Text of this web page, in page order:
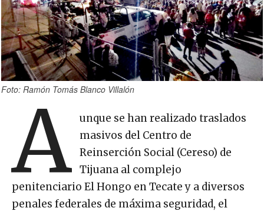
Foto: Ramón Tomás Blanco Villalón
A
unque se han realizado traslados
masivos del Centro de
Reinserción Social (Cereso) de
Tijuana al complejo
penitenciario El Hongo en Tecate y a diversos
penales federales de máxima seguridad, el